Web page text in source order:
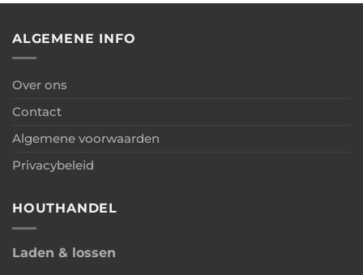
ALGEMENE INFO
Over ons
Contact
Algemene voorwaarden
Privacybeleid
HOUTHANDEL
Laden & lossen